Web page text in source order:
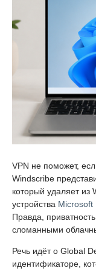
VPN не поможет,
Windscribe
который удаляет из
устройства Microsoft
Правда,
сломанными
Речь идёт о Global
идентификаторе,